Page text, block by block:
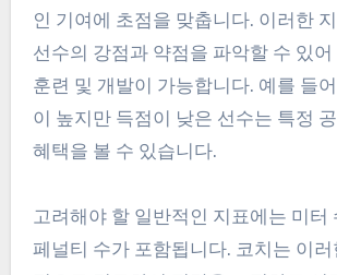
인 기여에 초점을 맞춥니다. 이러한
선수의 강점과 약점을 파악할 수 있
훈련 및 개발이 가능합니다. 예를 들
이 높지만 득점이 낮은 선수는 특정
혜택을 볼 수 있습니다.
고려해야 할 일반적인 지표에는 미터
페널티 수가 포함됩니다. 코치는 이러